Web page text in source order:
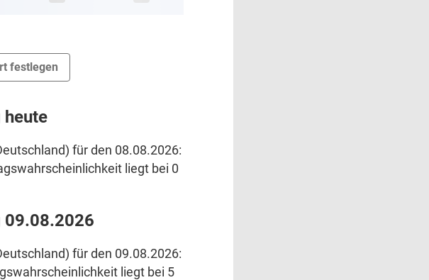
festlegen
heute
für den 08.08.2026:
liegt bei 0
09.08.2026
für den 09.08.2026:
liegt bei 5